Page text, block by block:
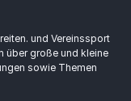
und Vereinssport
über große und kleine
sowie Themen